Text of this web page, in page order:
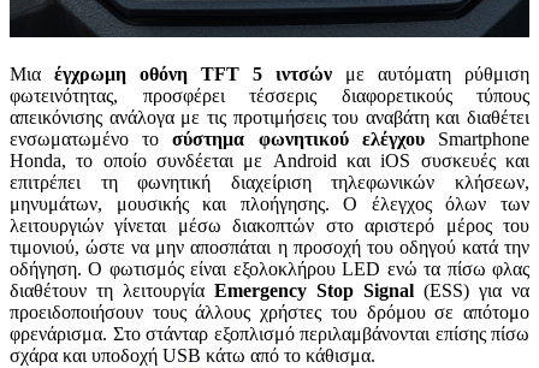
Μια έγχρωμη οθόνη TFT 5 ιντσών με αυτόματη ρύθμιση
φωτεινότητας, προσφέρει τέσσερις διαφορετικούς τύπους
απεικόνισης ανάλογα με τις προτιμήσεις του αναβάτη και διαθέτει
ενσωματωμένο τοσύστημα φωνητικού ελέγχουSmartphone
Honda, το οποίο συνδέεται με Android και iOS συσκευές και
επιτρέπει τη φωνητική διαχείριση τηλεφωνικών κλήσεων,
μηνυμάτων, μουσικής και πλοήγησης. Ο έλεγχος όλων των
λειτουργιών γίνεται μέσω διακοπτών στο αριστερό μέρος του
τιμονιού, ώστε να μην αποσπάται η προσοχή του οδηγού κατά την
οδήγηση. Ο φωτισμός είναι εξολοκλήρου LED ενώ τα πίσω φλας
διαθέτουν τη λειτουργία Emergency Stop Signal (ESS) για να
προειδοποιήσουν τους άλλους χρήστες του δρόμου σε απότομο
φρενάρισμα. Στο στάνταρ εξοπλισμό περιλαμβάνονται επίσης πίσω
σχάρα και υποδοχή USB κάτω από το κάθισμα.